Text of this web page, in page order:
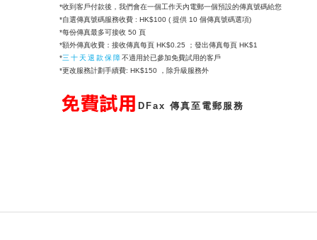
*收到客戶付款後，我們會在一個工作天內電郵一個預設的傳真號碼給您
*自選傳真號碼服務收費 : HK$100 ( 提供 10 個傳真號碼選項)
*每份傳真最多可接收 50 頁
*額外傳真收費：接收傳真每頁 HK$0.25 ；發出傳真每頁 HK$1
*三十天退款保障不適用於已參加免費試用的客戶
*更改服務計劃手續費: HK$150 ，除升級服務外
DFax 傳真至電郵服務